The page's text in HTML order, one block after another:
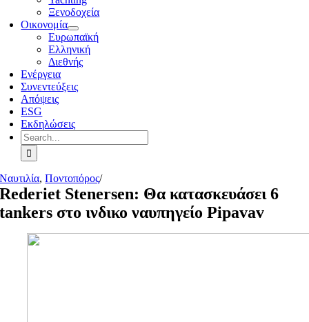
Ξενοδοχεία
Οικονομία
Ευρωπαϊκή
Ελληνική
Διεθνής
Ενέργεια
Συνεντεύξεις
Απόψεις
ESG
Εκδηλώσεις
Search
for:
Ναυτιλία,Ποντοπόρος/
Rederiet Stenersen: Θα κατασκευάσει 6
tankers στο ινδικο ναυπηγείο Pipavav